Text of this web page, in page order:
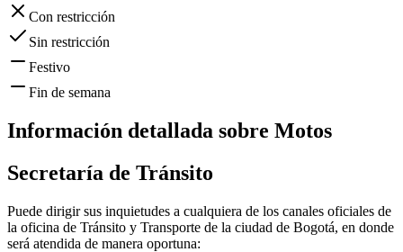
Con restricción
Sin restricción
Festivo
Fin de semana
Información detallada sobre Motos
Secretaría de Tránsito
Puede dirigir sus inquietudes a cualquiera de los canales oficiales de
la oficina de Tránsito y Transporte de la ciudad de Bogotá, en donde
será atendida de manera oportuna: